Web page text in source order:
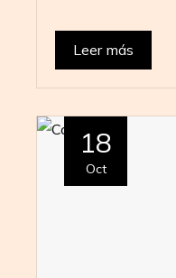
Leer más
18
Oct